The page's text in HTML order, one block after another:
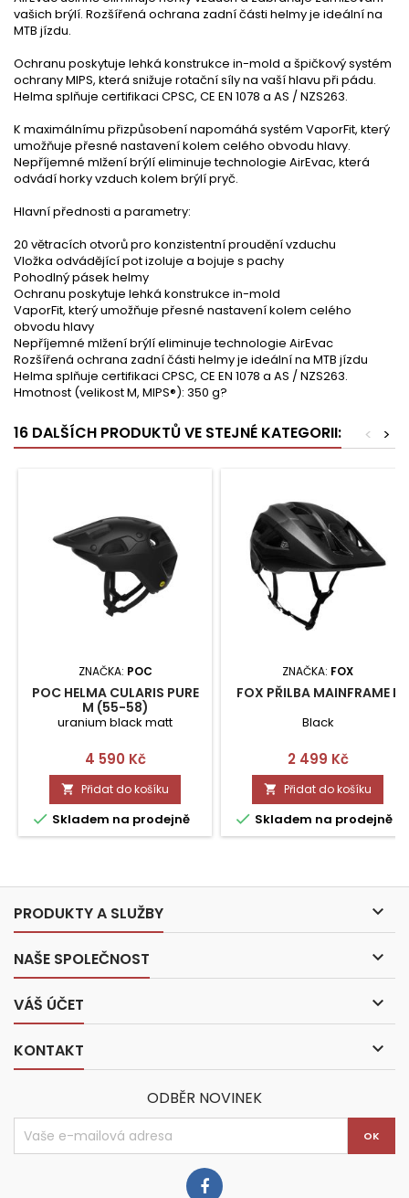
vašich brýlí. Rozšířená ochrana zadní části helmy je ideální na
MTB jízdu.
Ochranu poskytuje lehká konstrukce in-mold a špičkový systém
ochrany MIPS, která snižuje rotační síly na vaší hlavu při pádu.
Helma splňuje certifikaci CPSC, CE EN 1078 a AS / NZS263.
K maximálnímu přizpůsobení napomáhá systém VaporFit, který
umožňuje přesné nastavení kolem celého obvodu hlavy.
Nepříjemné mlžení brýlí eliminuje technologie AirEvac, která
odvádí horky vzduch kolem brýlí pryč.
Hlavní přednosti a parametry:
20 větracích otvorů pro konzistentní proudění vzduchu
Vložka odvádějící pot izoluje a bojuje s pachy
Pohodlný pásek helmy
Ochranu poskytuje lehká konstrukce in-mold
VaporFit, který umožňuje přesné nastavení kolem celého
obvodu hlavy
Nepříjemné mlžení brýlí eliminuje technologie AirEvac
Rozšířená ochrana zadní části helmy je ideální na MTB jízdu
Helma splňuje certifikaci CPSC, CE EN 1078 a AS / NZS263.
Hmotnost (velikost M, MIPS®): 350 g?
16 DALŠÍCH PRODUKTŮ VE STEJNÉ KATEGORII: >
<
ZNAČKA: POC
POC HELMA CULARIS PURE
M (55-58)
uranium black matt
Cena
4 590 Kč
 Přidat do košíku
 Skladem na prodejně
ZNAČKA: FOX
FOX PŘILBA MAINFRAME L
Black
Cena
2 499 Kč
 Přidat do košíku
 Skladem na prodejně
PRODUKTY A SLUŽBY 
NAŠE SPOLEČNOST 
VÁŠ ÚČET 
KONTAKT 
ODBĚR NOVINEK